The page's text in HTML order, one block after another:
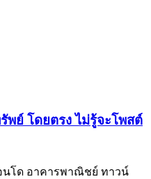
ย์ โดยตรง ไม่รู้จะโพสต์
โด อาคารพาณิชย์ ทาวน์